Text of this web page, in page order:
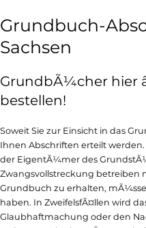
Grundbuch-
Sachsen
GrundbÃ¼cher hier
bestellen!
Soweit Sie zur Einsicht in das
Ihnen Abschriften erteilt
der EigentÃ¼mer des
Zwangsvollstreckung betreiben
Grundbuch zu erhalten,
haben. In ZweifelsfÃ¤llen wird
Glaubhaftmachung oder den